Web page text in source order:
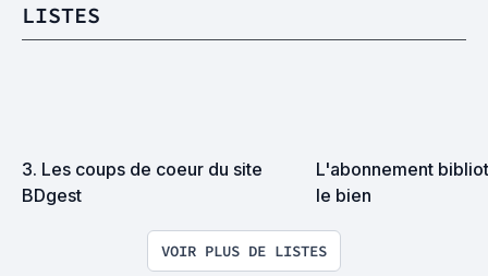
LISTES
3. Les coups de coeur du site
BDgest
L'abonnement
le bien
VOIR PLUS DE LISTES